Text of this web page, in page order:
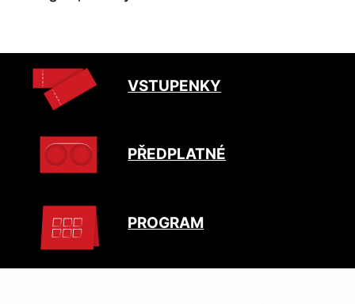
VSTUPENKY
PŘEDPLATNÉ
PROGRAM